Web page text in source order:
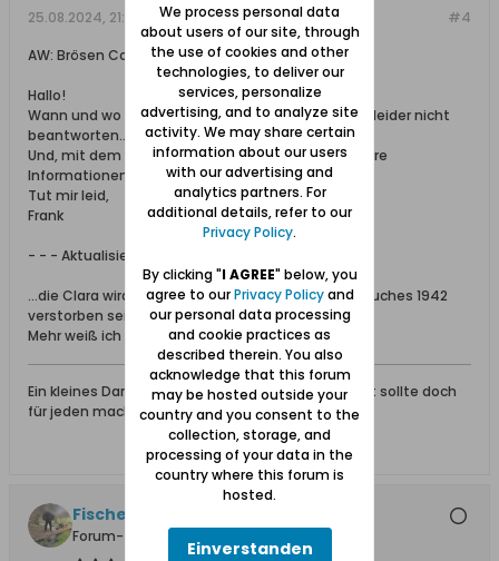
#4
25.08.2024, 21:08
AW: Brösen Conzestr.2
Hallo!
Wann und wo die Clara verstorben ist, kann ich dir leider nicht
beantworten…
Und, mit dem Herrn KRIENKE kann ich dir ohne weitere
Informationen auch nicht weiterhelfen…
Tut mir leid,
Frank
- - - Aktualisiert - - -
…die Clara wird nach der Drucklegung des Adressbuches 1942
verstorben sein…
Mehr weiß ich nicht…
Ein kleines Dankeschön für eine gegebene Antwort sollte doch
für jeden machbar sein.
Fischersjung
Forum-Teilnehmer
We process personal data
about users of our site, through
the use of cookies and other
technologies, to deliver our
services, personalize
advertising, and to analyze site
activity. We may share certain
information about our users
with our advertising and
analytics partners. For
additional details, refer to our
Privacy Policy.
By clicking "I AGREE" below, you
agree to ourPrivacy Policyand
our personal data processing
and cookie practices as
described therein. You also
acknowledge that this forum
may be hosted outside your
country and you consent to the
collection, storage, and
processing of your data in the
country where this forum is
hosted.
Einverstanden